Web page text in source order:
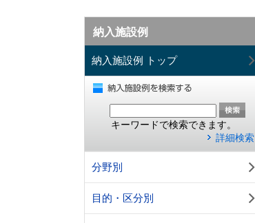
納入施設例
納入施設例 トップ
キーワードで検索できます。
詳細検索
分野別
目的・区分別